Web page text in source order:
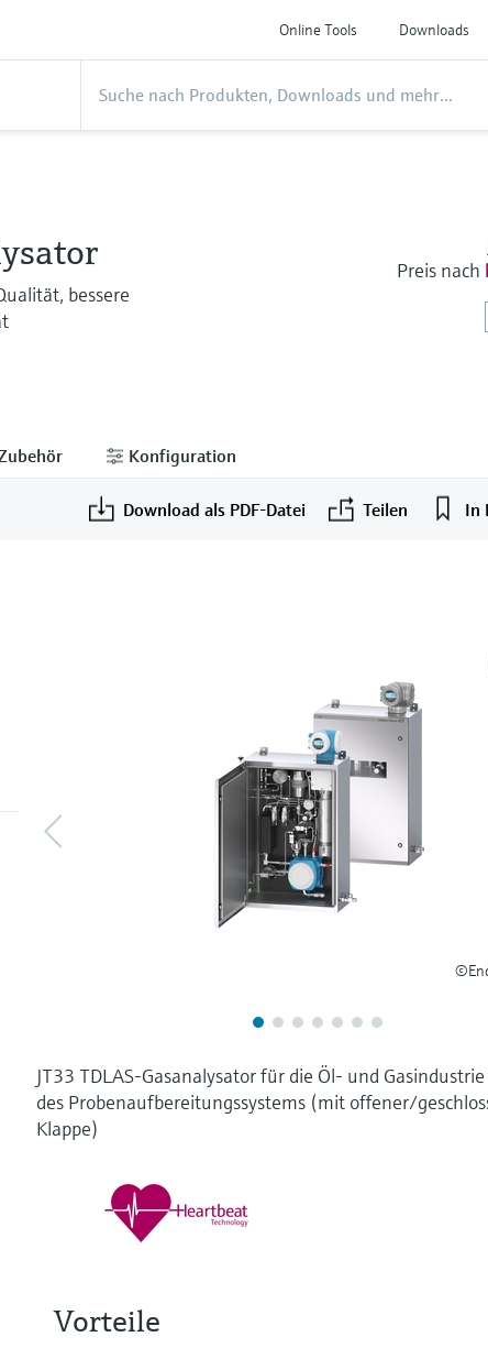
Online Tools Downloads
bessere
Preis nach
Konfiguration
Download als PDF-Datei Teilen In
JT33 TDLAS-Gasanalysator für die Öl- und
des Probenaufbereitungssystems (mit offener/
Klappe)
Vorteile